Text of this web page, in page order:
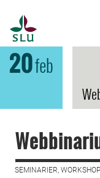
20feb
SEMINARIER,